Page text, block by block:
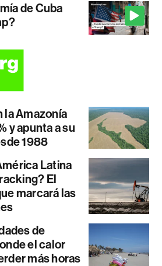
de Cuba
la Amazonía
y apunta a su
1988
Latina
El
marcará las
de
el calor
más horas